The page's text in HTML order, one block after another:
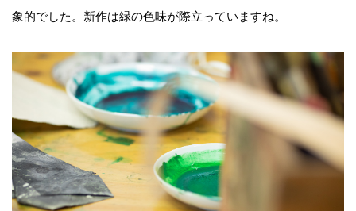
象的でした。新作は緑の色味が際立っていますね。